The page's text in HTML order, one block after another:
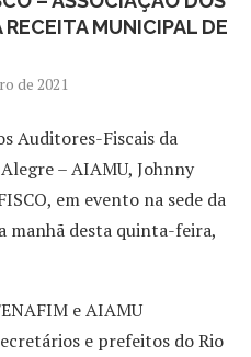
MUNICIPAL DE
de 2021
Auditores-Fiscais da
– AIAMU, Johnny
em evento na sede da
manhã desta quinta-feira,
e AIAMU
e prefeitos do Rio